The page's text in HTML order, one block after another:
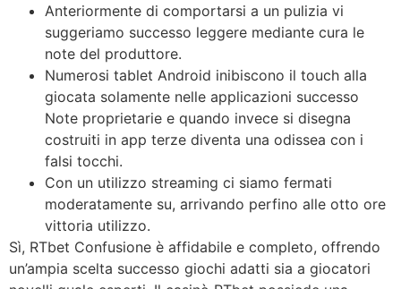
Anteriormente di comportarsi a un pulizia vi
suggeriamo successo leggere mediante cura le
note del produttore.
Numerosi tablet Android inibiscono il touch alla
giocata solamente nelle applicazioni successo
Note proprietarie e quando invece si disegna
costruiti in app terze diventa una odissea con i
falsi tocchi.
Con un utilizzo streaming ci siamo fermati
moderatamente su, arrivando perfino alle otto ore
vittoria utilizzo.
Sì, RTbet Confusione è affidabile e completo, offrendo
un’ampia scelta successo giochi adatti sia a giocatori